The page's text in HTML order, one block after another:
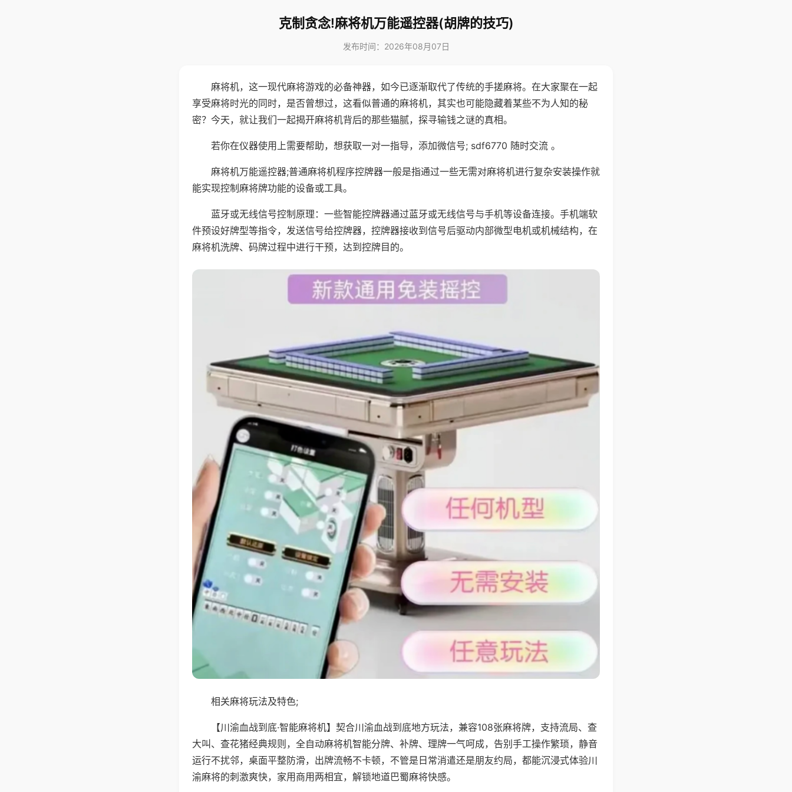
克制贪念!麻将机万能遥控器(胡牌的技巧)
发布时间：2026年08月07日
麻将机，这一现代麻将游戏的必备神器，如今已逐渐取代了传统的手搓麻将。在大家聚在一起
享受麻将时光的同时，是否曾想过，这看似普通的麻将机，其实也可能隐藏着某些不为人知的秘
密？今天，就让我们一起揭开麻将机背后的那些猫腻，探寻输钱之谜的真相。
若你在仪器使用上需要帮助，想获取一对一指导，添加微信号; sdf6770 随时交流 。
麻将机万能遥控器;普通麻将机程序控牌器一般是指通过一些无需对麻将机进行复杂安装操作就
能实现控制麻将牌功能的设备或工具。
蓝牙或无线信号控制原理：一些智能控牌器通过蓝牙或无线信号与手机等设备连接。手机端软
件预设好牌型等指令，发送信号给控牌器，控牌器接收到信号后驱动内部微型电机或机械结构，在
麻将机洗牌、码牌过程中进行干预，达到控牌目的。
相关麻将玩法及特色;
【川渝血战到底·智能麻将机】契合川渝血战到底地方玩法，兼容108张麻将牌，支持流局、查
大叫、查花猪经典规则，全自动麻将机智能分牌、补牌、理牌一气呵成，告别手工操作繁琐，静音
运行不扰邻，桌面平整防滑，出牌流畅不卡顿，不管是日常消遣还是朋友约局，都能沉浸式体验川
渝麻将的刺激爽快，家用商用两相宜，解锁地道巴蜀麻将快感。